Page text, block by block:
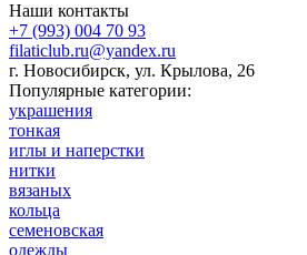
Наши контакты
+7 (993) 004 70 93
filaticlub.ru@yandex.ru
г. Новосибирск, ул. Крылова, 26
Популярные категории:
украшения
тонкая
иглы и наперстки
нитки
вязаных
кольца
семеновская
одежды